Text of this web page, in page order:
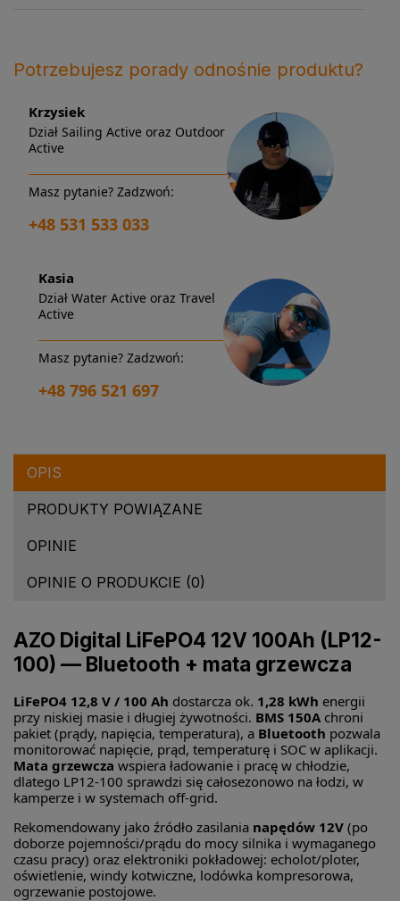
Potrzebujesz porady odnośnie produktu?
Krzysiek
Dział Sailing Active oraz Outdoor
Active
Masz pytanie? Zadzwoń:
+48 531 533 033
Kasia
Dział Water Active oraz Travel
Active
Masz pytanie? Zadzwoń:
+48 796 521 697
OPIS
PRODUKTY POWIĄZANE
OPINIE
OPINIE O PRODUKCIE (0)
AZO Digital LiFePO4 12V 100Ah (LP12-
100) — Bluetooth + mata grzewcza
LiFePO4 12,8 V / 100 Ah dostarcza ok. 1,28 kWh energii
przy niskiej masie i długiej żywotności. BMS 150A chroni
pakiet (prądy, napięcia, temperatura), a Bluetooth pozwala
monitorować napięcie, prąd, temperaturę i SOC w aplikacji.
Mata grzewcza wspiera ładowanie i pracę w chłodzie,
dlatego LP12-100 sprawdzi się całosezonowo na łodzi, w
kamperze i w systemach off-grid.
Rekomendowany jako źródło zasilania napędów 12V (po
doborze pojemności/prądu do mocy silnika i wymaganego
czasu pracy) oraz elektroniki pokładowej: echolot/ploter,
oświetlenie, windy kotwiczne, lodówka kompresorowa,
ogrzewanie postojowe.